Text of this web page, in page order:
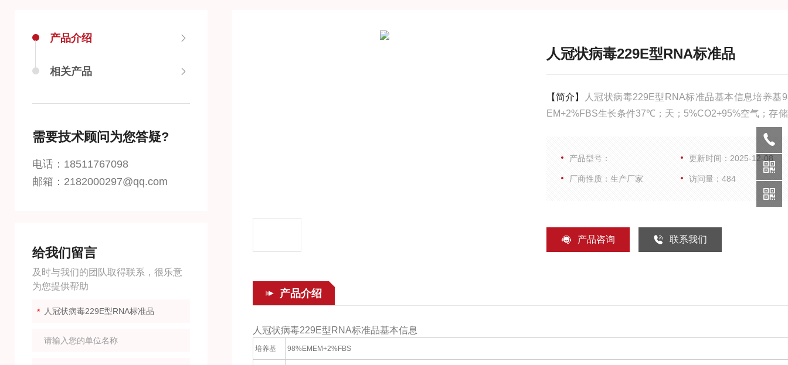
人冠状病毒229E型RNA标准品
【简介】
人冠状病毒229E型RNA标准品基本信息培养基
EM+2%FBS生长条件37℃；天；5%CO2+95%空气；存
0℃安全等级0操作步骤本标准样品使用时，移至室温
5℃）复融后，震荡均匀，简短离心，置于冰上低温环境
用，尽量避免反复冻融
产品型号： 更新时间：2025-12-08
厂商性质：生产厂家 访问量：484
产品咨询 联系我们
产品介绍
人冠状病毒229E型RNA标准品基本信息
培养基 98%EMEM+2%FBS
产品介绍
相关产品
需要技术顾问为您答疑?
电话：18511767098
邮箱：2182000297@qq.com
给我们留言
及时与我们的团队取得联系，很乐意
为您提供帮助